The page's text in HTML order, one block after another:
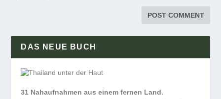
DAS NEUE BUCH
31 Nahaufnahmen aus einem fernen Land.